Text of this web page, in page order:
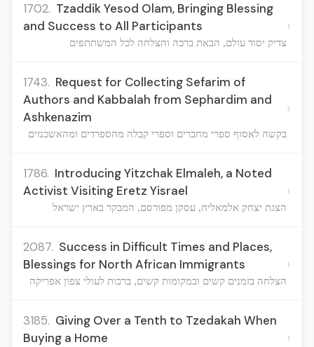
1702. Tzaddik Yesod Olam, Bringing Blessing
and Success to All Participants
צדיק יסוד עולם, הבאת ברכה והצלחה לכל המשתתפים
›
1743. Request for Collecting Sefarim of
Authors and Kabbalah from Sephardim and
Ashkenazim
בקשה לאסוף ספרי מחברים וספרי קבלה מהספרדים ומהאשכנזים
›
1786. Introducing Yitzchak Elmaleh, a Noted
Activist Visiting Eretz Yisrael
הצגת יצחק אלמאליח, עסקן מפורסם, המבקר בארץ ישראל
›
2087. Success in Difficult Times and Places,
Blessings for North African Immigrants
הצלחה בזמנים קשים ובמקומות קשים, ברכות לעולי צפון אפריקה
›
3185. Giving Over a Tenth to Tzedakah When
Buying a Home
›